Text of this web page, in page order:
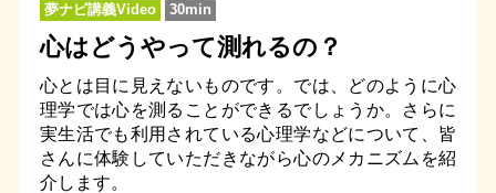
夢ナビ講義Video 30min
心はどうやって測れるの？
心とは目に見えないものです。では、どのように心
理学では心を測ることができるでしょうか。さらに
実生活でも利用されている心理学などについて、皆
さんに体験していただきながら心のメカニズムを紹
介します。